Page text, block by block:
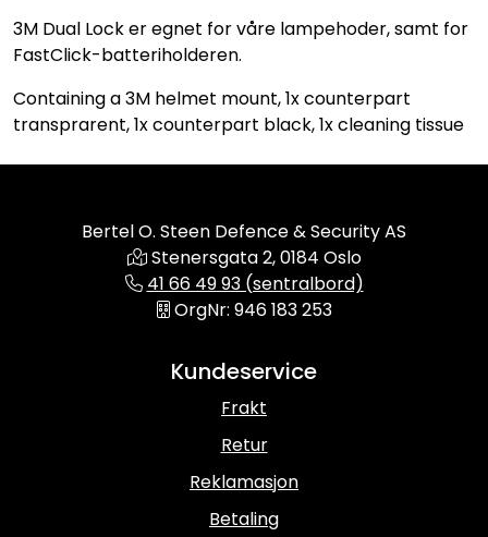
3M Dual Lock er egnet for våre lampehoder, samt for
FastClick-batteriholderen.
Containing a 3M helmet mount, 1x counterpart
transprarent, 1x counterpart black, 1x cleaning tissue
Bertel O. Steen Defence & Security AS
Stenersgata 2, 0184 Oslo
41 66 49 93 (sentralbord)
OrgNr: 946 183 253
Kundeservice
Frakt
Retur
Reklamasjon
Betaling